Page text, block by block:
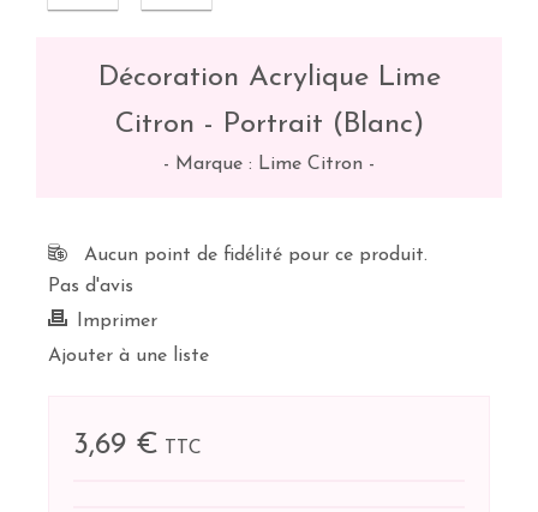
Décoration Acrylique Lime
Citron - Portrait (Blanc)
- Marque : Lime Citron -
Aucun point de fidélité pour ce produit.
Pas d'avis
Imprimer
Ajouter à une liste
3,69 € TTC